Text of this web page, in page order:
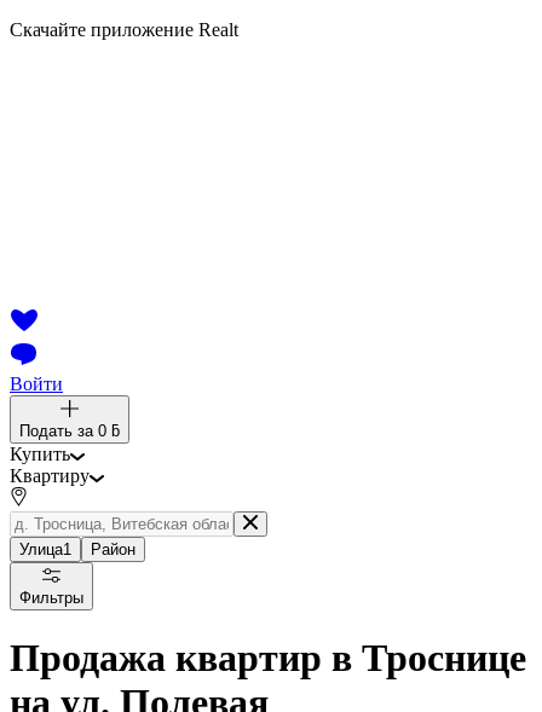
Скачайте приложение Realt
Войти
Подать за 0 ƃ
Купить
Квартиру
Улица1 Район
Фильтры
Продажа квартир в Троснице
на ул. Полевая